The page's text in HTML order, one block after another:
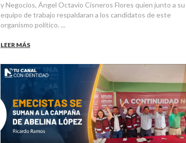
y Negocios, Ángel Octavio Cisneros Flores quien junto a su
equipo de trabajo respaldaran a los candidatos de este
organismo político. ...
LEER MÁS